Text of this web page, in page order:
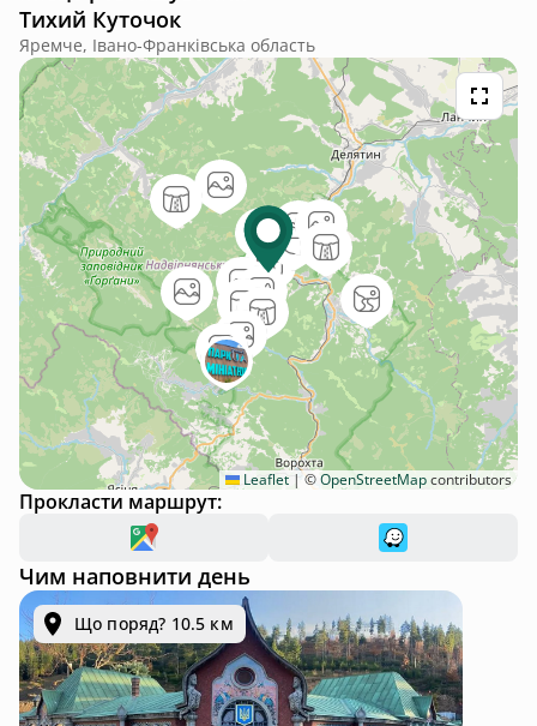
потреби з цим допоможуть. Рекомендую даний будиночок
для всіх хто шукає сучасний та комфортний будинок подалі
від метушні щоб максимально відпочити
Тихий Куточок
Яремче, Івано-Франківська область
Leaflet | ©OpenStreetMapcontributors
Прокласти маршрут:
Чим наповнити день
Що поряд? 10.5 км